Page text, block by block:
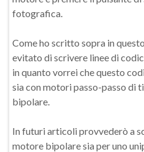
fotografica.
Come ho scritto sopra in
evitato di scrivere linee di
in quanto vorrei che questo
sia con motori passo-passo di
bipolare.
In futuri articoli provvederò a
motore bipolare sia per uno